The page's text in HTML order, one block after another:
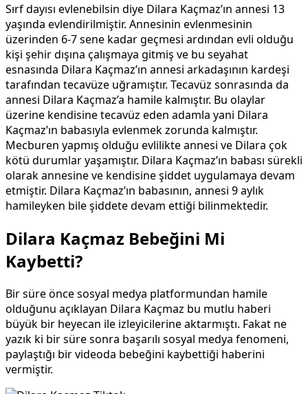
Sırf dayısı evlenebilsin diye Dilara Kaçmaz’ın annesi 13
yaşında evlendirilmiştir. Annesinin evlenmesinin
üzerinden 6-7 sene kadar geçmesi ardından evli olduğu
kişi şehir dışına çalışmaya gitmiş ve bu seyahat
esnasında Dilara Kaçmaz’ın annesi arkadaşının kardeşi
tarafından tecavüze uğramıştır. Tecavüz sonrasında da
annesi Dilara Kaçmaz’a hamile kalmıştır. Bu olaylar
üzerine kendisine tecavüz eden adamla yani Dilara
Kaçmaz’ın babasıyla evlenmek zorunda kalmıştır.
Mecburen yapmış olduğu evlilikte annesi ve Dilara çok
kötü durumlar yaşamıştır. Dilara Kaçmaz’ın babası sürekli
olarak annesine ve kendisine şiddet uygulamaya devam
etmiştir. Dilara Kaçmaz’ın babasının, annesi 9 aylık
hamileyken bile şiddete devam ettiği bilinmektedir.
Dilara Kaçmaz Bebeğini Mi
Kaybetti?
Bir süre önce sosyal medya platformundan hamile
olduğunu açıklayan Dilara Kaçmaz bu mutlu haberi
büyük bir heyecan ile izleyicilerine aktarmıştı. Fakat ne
yazık ki bir süre sonra başarılı sosyal medya fenomeni,
paylaştığı bir videoda bebeğini kaybettiği haberini
vermiştir.